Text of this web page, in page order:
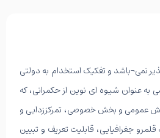
نمی¬باشد و تفکیک استخدام به دولتی
به عنوان شیوه ای نوین از حکمرانی، که
عمومی و بخش خصوصی، تمرکززدایی و
جغرافیایی، قابلیت تعریف و تبیین